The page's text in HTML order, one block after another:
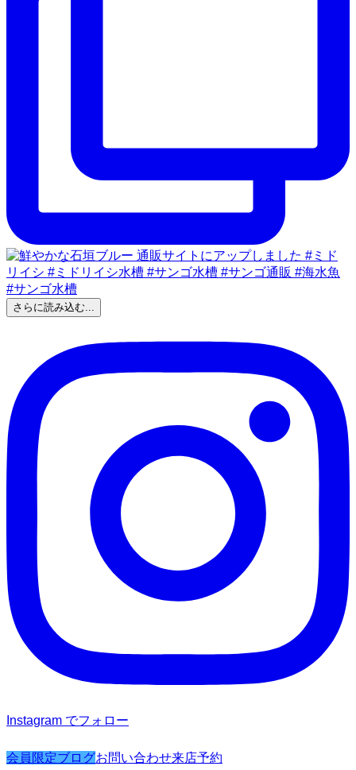
さらに読み込む...
Instagram でフォロー
会員限定ブログお問い合わせ来店予約